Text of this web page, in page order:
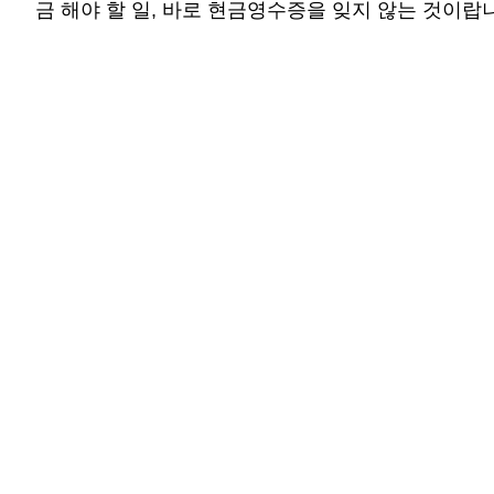
금 해야 할 일, 바로 현금영수증을 잊지 않는 것이랍